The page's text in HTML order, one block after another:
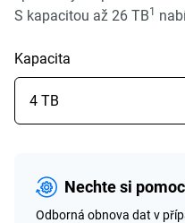
S kapacitou až 26 TB1
Kapacita
Nechte si
Odborná obnova dat v